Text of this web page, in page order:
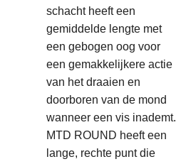
schacht heeft een
gemiddelde lengte met
een gebogen oog voor
een gemakkelijkere actie
van het draaien en
doorboren van de mond
wanneer een vis inademt.
MTD ROUND heeft een
lange, rechte punt die